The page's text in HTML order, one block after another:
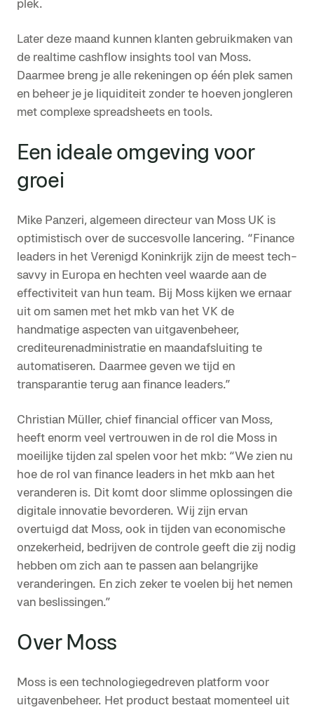
plek.
Later deze maand kunnen klanten gebruikmaken van
de realtime cashflow insights tool van Moss.
Daarmee breng je alle rekeningen op één plek samen
en beheer je je liquiditeit zonder te hoeven jongleren
met complexe spreadsheets en tools.
Een ideale omgeving voor
groei
Mike Panzeri, algemeen directeur van Moss UK is
optimistisch over de succesvolle lancering. “Finance
leaders in het Verenigd Koninkrijk zijn de meest tech-
savvy in Europa en hechten veel waarde aan de
effectiviteit van hun team. Bij Moss kijken we ernaar
uit om samen met het mkb van het VK de
handmatige aspecten van uitgavenbeheer,
crediteurenadministratie en maandafsluiting te
automatiseren. Daarmee geven we tijd en
transparantie terug aan finance leaders.”
Christian Müller, chief financial officer van Moss,
heeft enorm veel vertrouwen in de rol die Moss in
moeilijke tijden zal spelen voor het mkb: “We zien nu
hoe de rol van finance leaders in het mkb aan het
veranderen is. Dit komt door slimme oplossingen die
digitale innovatie bevorderen. Wij zijn ervan
overtuigd dat Moss, ook in tijden van economische
onzekerheid, bedrijven de controle geeft die zij nodig
hebben om zich aan te passen aan belangrijke
veranderingen. En zich zeker te voelen bij het nemen
van beslissingen.”
Over Moss
Moss is een technologiegedreven platform voor
uitgavenbeheer. Het product bestaat momenteel uit